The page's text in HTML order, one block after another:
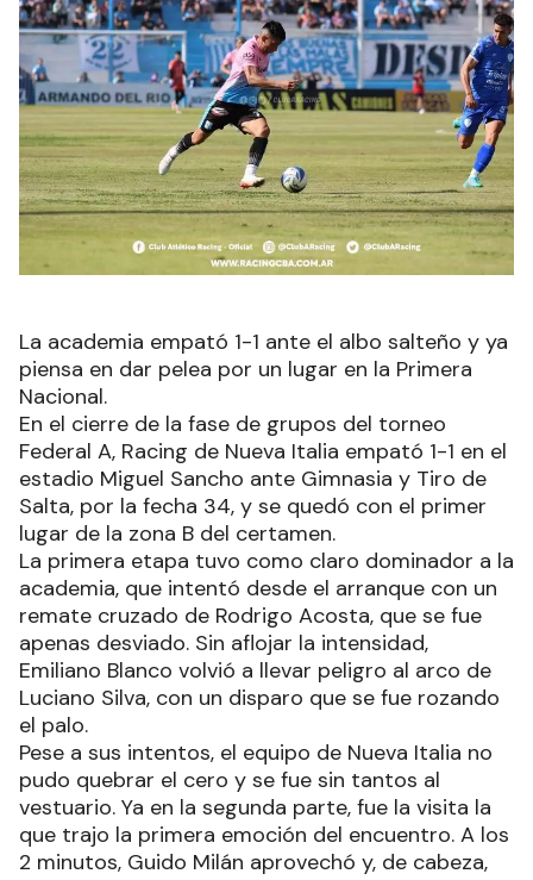
La academia empató 1-1 ante el albo salteño y ya
piensa en dar pelea por un lugar en la Primera
Nacional.
En el cierre de la fase de grupos del torneo
Federal A, Racing de Nueva Italia empató 1-1 en el
estadio Miguel Sancho ante Gimnasia y Tiro de
Salta, por la fecha 34, y se quedó con el primer
lugar de la zona B del certamen.
La primera etapa tuvo como claro dominador a la
academia, que intentó desde el arranque con un
remate cruzado de Rodrigo Acosta, que se fue
apenas desviado. Sin aflojar la intensidad,
Emiliano Blanco volvió a llevar peligro al arco de
Luciano Silva, con un disparo que se fue rozando
el palo.
Pese a sus intentos, el equipo de Nueva Italia no
pudo quebrar el cero y se fue sin tantos al
vestuario. Ya en la segunda parte, fue la visita la
que trajo la primera emoción del encuentro. A los
2 minutos, Guido Milán aprovechó y, de cabeza,